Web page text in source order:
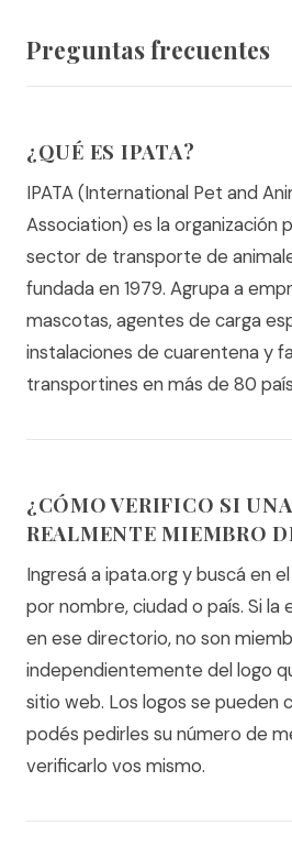
Preguntas frecuentes
¿QUÉ ES IPATA?
IPATA (International Pet and
Association) es la organización
sector de transporte de
fundada en 1979. Agrupa a
mascotas, agentes de carga
instalaciones de cuarentena y
transportines en más de 80
¿CÓMO VERIFICO SI
REALMENTE MIEMBRO
Ingresá a ipata.org y buscá en
por nombre, ciudad o país. Si la
en ese directorio, no son
independientemente del logo
sitio web. Los logos se pueden
podés pedirles su número de
verificarlo vos mismo.